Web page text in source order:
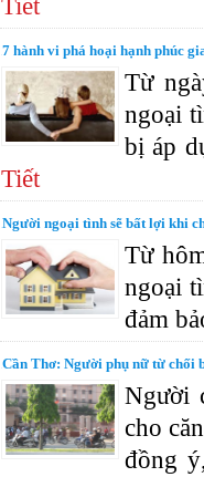
Tiết
7 hành vi phá hoại hạnh phúc
Từ
ngoại
bị áp
Tiết
Người ngoại tình sẽ bất lợi khi
Từ
ngoại
đảm
Cần Thơ: Người phụ nữ từ chối
Người
cho
đồng